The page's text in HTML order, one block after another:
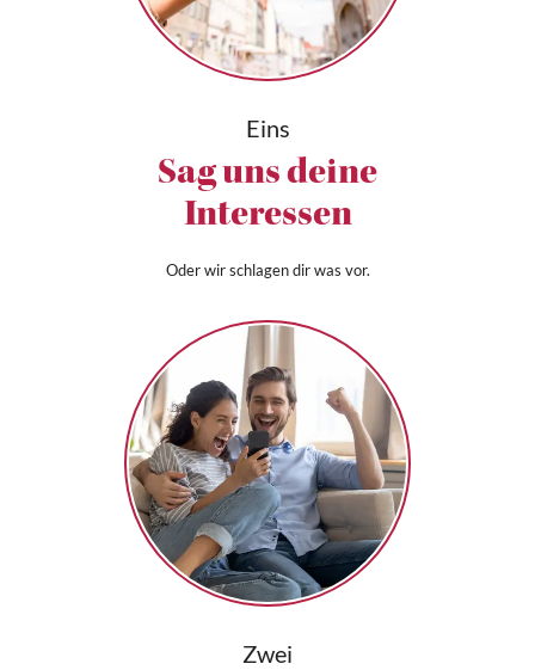
Eins
Sag uns deine
Interessen
Oder wir schlagen dir was vor.
Zwei